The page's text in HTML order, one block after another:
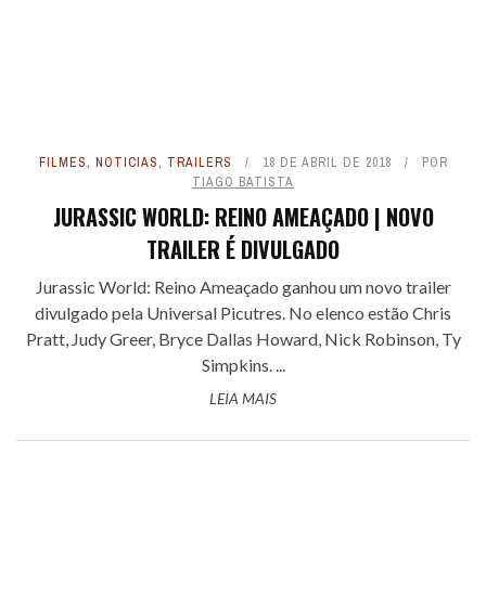
FILMES, NOTICIAS, TRAILERS 18 DE ABRIL DE 2018
POR
TIAGO BATISTA
JURASSIC WORLD: REINO AMEAÇADO | NOVO
TRAILER É DIVULGADO
Jurassic World: Reino Ameaçado ganhou um novo trailer
divulgado pela Universal Picutres. No elenco estão Chris
Pratt, Judy Greer, Bryce Dallas Howard, Nick Robinson, Ty
Simpkins. ...
LEIA MAIS